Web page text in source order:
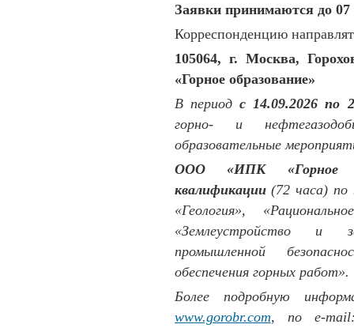
Заявки принимаются до 07
Корреспонденцию
105064, г. Москва,
«Горное образование»
В периодс 14.09.2026 по
горно- и
образовательные
ООО «ИПК «Горное
квалификации(72 часа) по
«Геология»,
«Землеустройство и
промышленной
обеспечения горных работ».
Более подробную
www.gorobr.com, по e-mail